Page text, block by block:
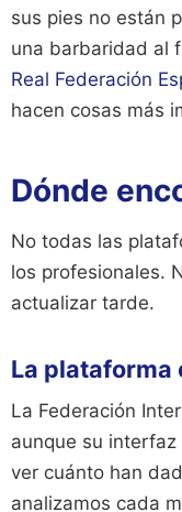
sus pies no están
una barbaridad al
Real Federación
hacen cosas más
Dónde
No todas las
los profesionales.
actualizar tarde.
La plataforma
La Federación
aunque su
ver cuánto han
analizamos cada